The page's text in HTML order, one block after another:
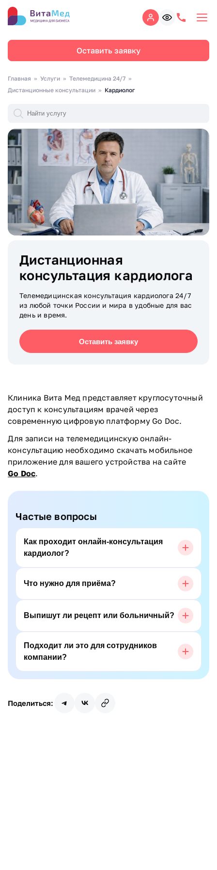
Оставить заявку
Главная Услуги
Телемедицина 24/7
Дистанционные консультации
Кардиолог
Дистанционная
консультация кардиолога
Телемедицинская консультация кардиолога 24/7
из любой точки России и мира в удобные для вас
день и время.
Оставить заявку
Клиника Вита Мед представляет круглосуточный
доступ к консультациям врачей через
современную цифровую платформу Go Doc.
Для записи на телемедицинскую онлайн-
консультацию необходимо скачать мобильное
приложение для вашего устройства на сайте
Go Doc.
Частые вопросы
Как проходит онлайн-консультация
кардиолог?
Что нужно для приёма?
Выпишут ли рецепт или больничный?
Подходит ли это для сотрудников
компании?
Поделиться: